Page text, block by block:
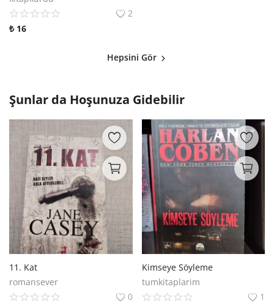
2
₺ 16
Hepsini Gör
Şunlar da Hoşunuza Gidebilir
11. Kat
romansever
0
Kimseye Söyleme
tumkitaplarim
1